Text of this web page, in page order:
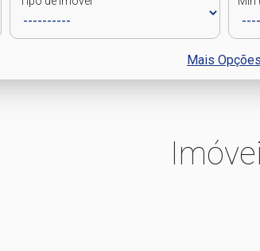
Mais Opções